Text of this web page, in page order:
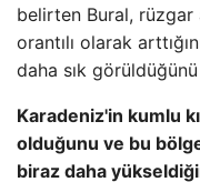
belirten Bural, rüzgar
orantılı olarak
daha sık
Karadeniz'in kumlu
olduğunu ve bu
biraz daha